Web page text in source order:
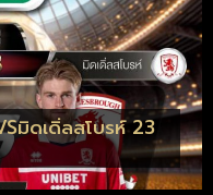
มิดเดิ่ลสโบรห์ 23